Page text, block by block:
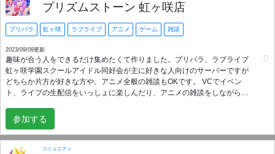
プリズムストーン 虹ヶ咲店
プリパラ 虹ヶ咲 ラブライブ アニメ ゲーム 雑談
2023/09/09更新
趣味が合う人をできるだけ集めたくて作りました。プリパラ、ラブライブ
虹ヶ咲学園スクールアイドル同好会が主に好きな人向けのサーバーですが
どちらか片方が好きな方や、アニメ全般の雑談もOKです。 VCでイベン
ト、ライブの生配信をいっしょに楽しんだり、アニメの雑談をしながら作
リパラ、ラブライブ！、ぼっち･ざ･ろっく、ガールズ&パンツァー etc... ----
-こういうゲームが好き----- 原神、崩壊スターレイル、ブルーアーカイブ、
FF14、AC6 etc...
参加する
コミュニティ